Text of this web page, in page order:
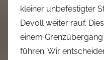
kleiner unbefestigter
Devoll weiter rauf.
einem
führen. Wir